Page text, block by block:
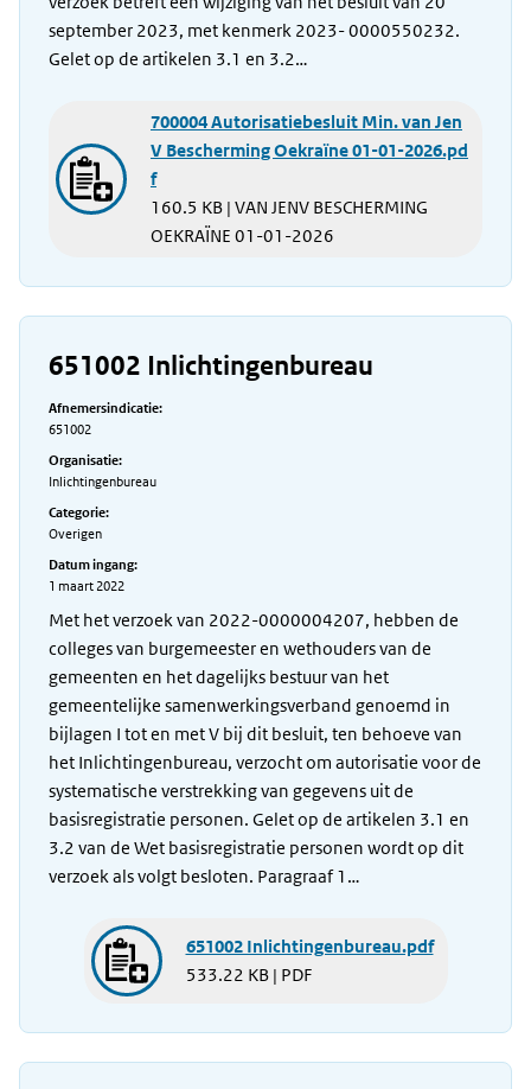
september 2023, met kenmerk 2023- 0000550232.
Gelet op de artikelen 3.1 en 3.2…
700004 Autorisatiebesluit Min. van Jen
V Bescherming Oekraïne 01-01-2026.pd
f
160.5 KB | VAN JENV BESCHERMING
OEKRAÏNE 01-01-2026
651002 Inlichtingenbureau
Afnemersindicatie:
651002
Organisatie:
Inlichtingenbureau
Categorie:
Overigen
Datum ingang:
1 maart 2022
Met het verzoek van 2022-0000004207, hebben de
colleges van burgemeester en wethouders van de
gemeenten en het dagelijks bestuur van het
gemeentelijke samenwerkingsverband genoemd in
bijlagen I tot en met V bij dit besluit, ten behoeve van
het Inlichtingenbureau, verzocht om autorisatie voor de
systematische verstrekking van gegevens uit de
basisregistratie personen. Gelet op de artikelen 3.1 en
3.2 van de Wet basisregistratie personen wordt op dit
verzoek als volgt besloten. Paragraaf 1…
651002 Inlichtingenbureau.pdf
533.22 KB | PDF